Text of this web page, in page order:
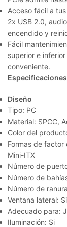
Acceso fácil a
2x USB 2.0,
encendido y
Fácil
superior e
conveniente.
Diseño
Tipo: PC
Material: SPCC,
Color del
Formas de factor
Mini-ITX
Número de
Número de
Número de
Ventana lateral: Si
Adecuado para:
Iluminación: Si